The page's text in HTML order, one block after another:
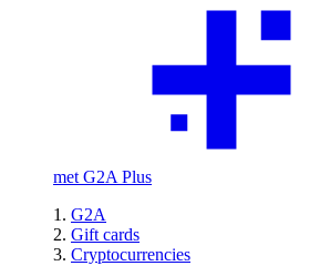
met G2A Plus
G2A
Gift cards
Cryptocurrencies